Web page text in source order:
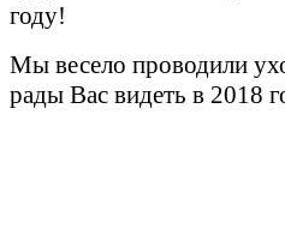
году!
Мы весело проводили
рады Вас видеть в 2018